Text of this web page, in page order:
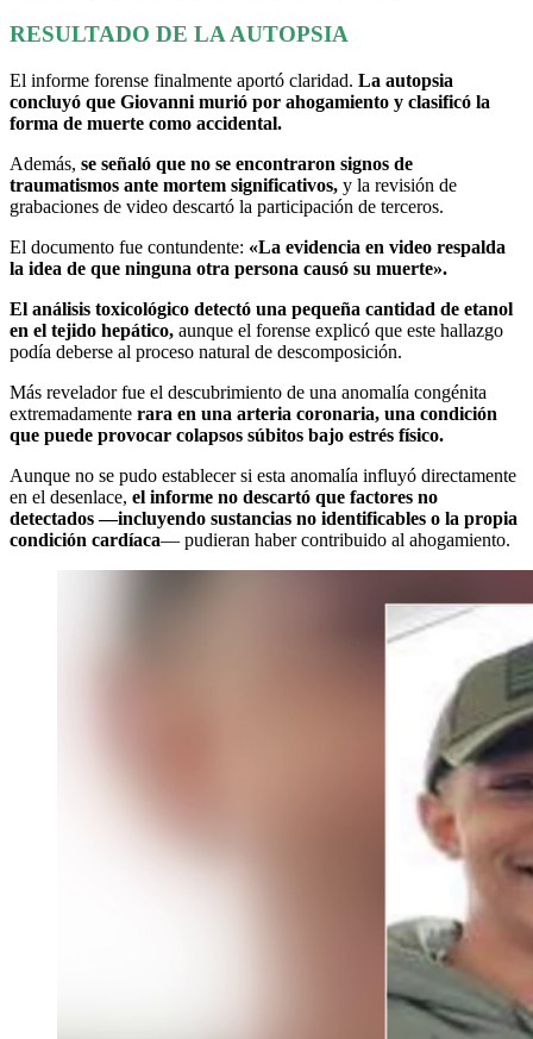
RESULTADO DE LA AUTOPSIA
El informe forense finalmente aportó claridad. La autopsia
concluyó que Giovanni murió por ahogamiento y clasificó la
forma de muerte como accidental.
Además, se señaló que no se encontraron signos de
traumatismos ante mortem significativos, y la revisión de
grabaciones de video descartó la participación de terceros.
El documento fue contundente: «La evidencia en video respalda
la idea de que ninguna otra persona causó su muerte».
El análisis toxicológico detectó una pequeña cantidad de etanol
en el tejido hepático, aunque el forense explicó que este hallazgo
podía deberse al proceso natural de descomposición.
Más revelador fue el descubrimiento de una anomalía congénita
extremadamente rara en una arteria coronaria, una condición
que puede provocar colapsos súbitos bajo estrés físico.
Aunque no se pudo establecer si esta anomalía influyó directamente
en el desenlace, el informe no descartó que factores no
detectados —incluyendo sustancias no identificables o la propia
condición cardíaca— pudieran haber contribuido al ahogamiento.